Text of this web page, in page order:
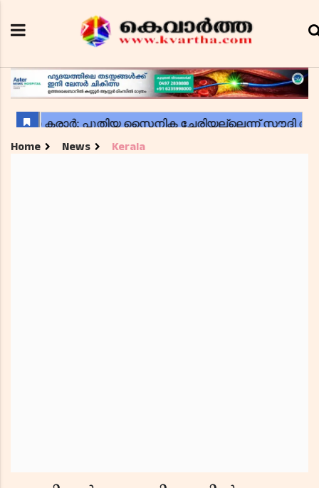
Home News Kerala